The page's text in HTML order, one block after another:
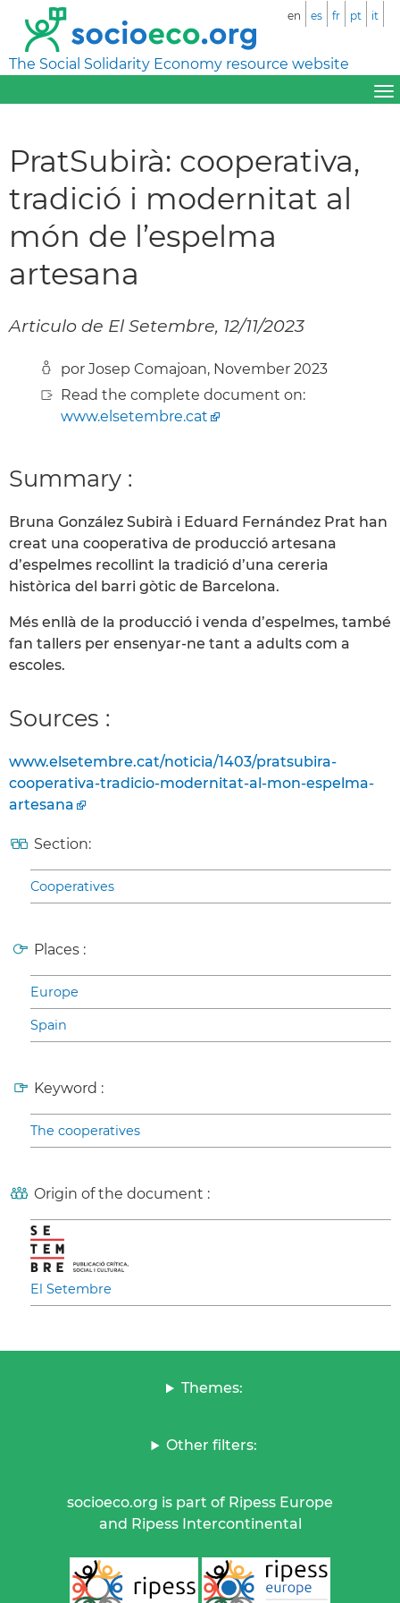
The Social Solidarity Economy resource website
en es fr pt it
PratSubirà: cooperativa,
tradició i modernitat al
món de l’espelma
artesana
Articulo de El Setembre, 12/11/2023
por Josep Comajoan, November 2023
Read the complete document on:
www.elsetembre.cat
Summary :
Bruna González Subirà i Eduard Fernández Prat han
creat una cooperativa de producció artesana
d’espelmes recollint la tradició d’una cereria
històrica del barri gòtic de Barcelona.
Més enllà de la producció i venda d’espelmes, també
fan tallers per ensenyar-ne tant a adults com a
escoles.
Sources :
www.elsetembre.cat/noticia/1403/pratsubira-
cooperativa-tradicio-modernitat-al-mon-espelma-
artesana
Section:
Cooperatives
Places :
Europe
Spain
Keyword :
The cooperatives
Origin of the document :
El Setembre
Themes:
Other filters:
socioeco.org is part of Ripess Europe
and Ripess Intercontinental